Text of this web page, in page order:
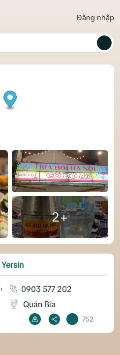
Đăng nhập
2+
0903 577 202
Quán Bia
752